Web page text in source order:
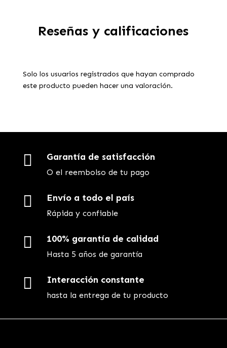
Reseñas y calificaciones
Solo los usuarios registrados que hayan comprado
este producto pueden hacer una valoración.
 Garantía de satisfacción
O el reembolso de tu pago
 Envío a todo el país
Rápida y confiable
 100% garantía de calidad
Hasta 5 años de garantía
 Interacción constante
hasta la entrega de tu producto